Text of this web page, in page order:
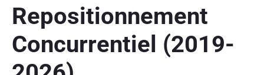
Repositionnement
Concurrentiel (2019-